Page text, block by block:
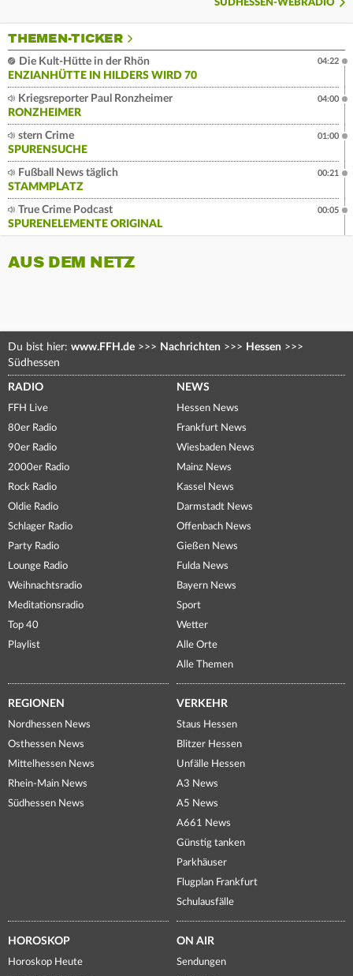
SÜDHESSEN-WEBRADIO
THEMEN-TICKER
Die Kult-Hütte in der Rhön
ENZIANHÜTTE IN HILDERS WIRD 70
04:22
Kriegsreporter Paul Ronzheimer
RONZHEIMER
04:00
stern Crime
SPURENSUCHE
01:00
Fußball News täglich
STAMMPLATZ
00:21
True Crime Podcast
SPURENELEMENTE ORIGINAL
00:05
AUS DEM NETZ
Du bist hier: www.FFH.de >>> Nachrichten >>> Hessen >>>
Südhessen
RADIO
FFH Live
80er Radio
90er Radio
2000er Radio
Rock Radio
Oldie Radio
Schlager Radio
Party Radio
Lounge Radio
Weihnachtsradio
Meditationsradio
Top 40
Playlist
NEWS
Hessen News
Frankfurt News
Wiesbaden News
Mainz News
Kassel News
Darmstadt News
Offenbach News
Gießen News
Fulda News
Bayern News
Sport
Wetter
Alle Orte
Alle Themen
REGIONEN
Nordhessen News
Osthessen News
Mittelhessen News
Rhein-Main News
Südhessen News
VERKEHR
Staus Hessen
Blitzer Hessen
Unfälle Hessen
A3 News
A5 News
A661 News
Günstig tanken
Parkhäuser
Flugplan Frankfurt
Schulausfälle
HOROSKOP
Horoskop Heute
ON AIR
Sendungen